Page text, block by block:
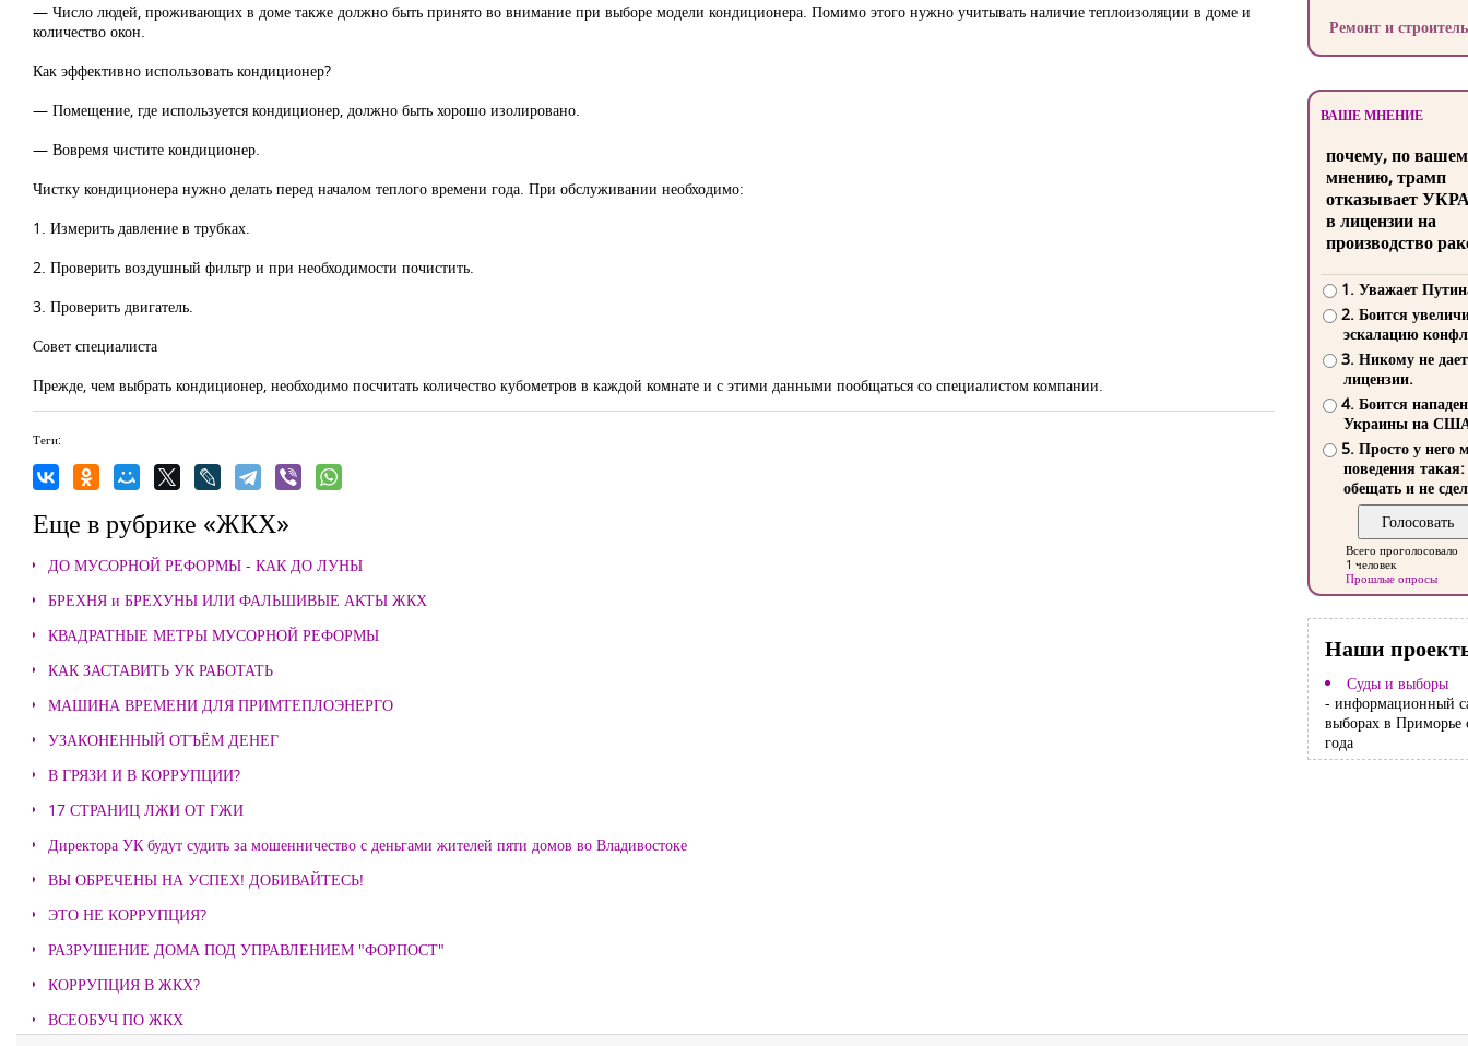
— Число людей, проживающих в доме также должно быть принято во внимание при выборе модели кондиционера. Помимо этого нужно учитывать наличие теплоизоляции в доме и
количество окон.
Как эффективно использовать кондиционер?
— Помещение, где используется кондиционер, должно быть хорошо изолировано.
— Вовремя чистите кондиционер.
Чистку кондиционера нужно делать перед началом теплого времени года. При обслуживании необходимо:
1. Измерить давление в трубках.
2. Проверить воздушный фильтр и при необходимости почистить.
3. Проверить двигатель.
Совет специалиста
Прежде, чем выбрать кондиционер, необходимо посчитать количество кубометров в каждой комнате и с этими данными пообщаться со специалистом компании.
Теги:
Еще в рубрике «ЖКХ»
ДО МУСОРНОЙ РЕФОРМЫ - КАК ДО ЛУНЫ
БРЕХНЯ и БРЕХУНЫ ИЛИ ФАЛЬШИВЫЕ АКТЫ ЖКХ
КВАДРАТНЫЕ МЕТРЫ МУСОРНОЙ РЕФОРМЫ
КАК ЗАСТАВИТЬ УК РАБОТАТЬ
МАШИНА ВРЕМЕНИ ДЛЯ ПРИМТЕПЛОЭНЕРГО
УЗАКОНЕННЫЙ ОТЪЁМ ДЕНЕГ
В ГРЯЗИ И В КОРРУПЦИИ?
17 СТРАНИЦ ЛЖИ ОТ ГЖИ
Директора УК будут судить за мошенничество с деньгами жителей пяти домов во Владивостоке
ВЫ ОБРЕЧЕНЫ НА УСПЕХ! ДОБИВАЙТЕСЬ!
ЭТО НЕ КОРРУПЦИЯ?
РАЗРУШЕНИЕ ДОМА ПОД УПРАВЛЕНИЕМ "ФОРПОСТ"
КОРРУПЦИЯ В ЖКХ?
ВСЕОБУЧ ПО ЖКХ
Ремонт и
ВАШЕ МНЕНИЕ
почему, по
мнению, трамп
отказывает
в лицензии на
производство
1. Уважает
2. Боится
эскалацию
3. Никому не
лицензии.
4. Боится
Украины на
5. Просто у него
поведения такая:
обещать и не
Всего проголосовало
1 человек
Прошлые опросы
Наши
Суды и выборы
- информационный
выборах в Приморье
года